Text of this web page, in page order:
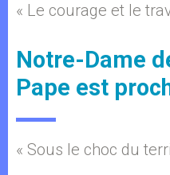
« Le courage et le
Notre-Dame
Pape est
« Sous le choc du